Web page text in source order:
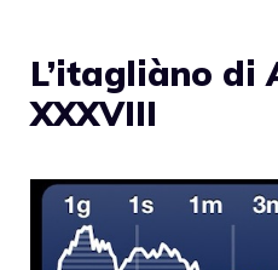
L’itagliàno di
XXXVIII